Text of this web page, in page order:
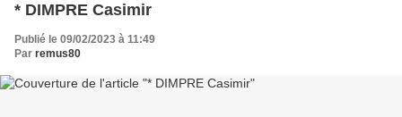
* DIMPRE Casimir
Publié le 09/02/2023 à 11:49
Par remus80